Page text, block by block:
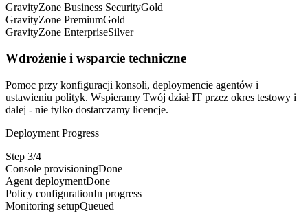
GravityZone Business SecurityGold
GravityZone PremiumGold
GravityZone EnterpriseSilver
Wdrożenie i wsparcie techniczne
Pomoc przy konfiguracji konsoli, deploymencie agentów i
ustawieniu polityk. Wspieramy Twój dział IT przez okres testowy i
dalej - nie tylko dostarczamy licencje.
Deployment Progress
Step 3/4
Console provisioningDone
Agent deploymentDone
Policy configurationIn progress
Monitoring setupQueued